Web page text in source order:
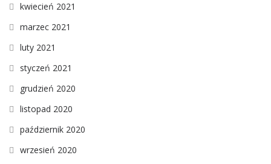
kwiecień 2021
marzec 2021
luty 2021
styczeń 2021
grudzień 2020
listopad 2020
październik 2020
wrzesień 2020